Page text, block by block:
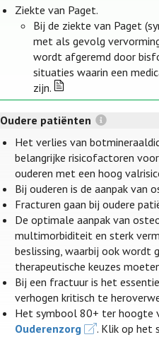
Ziekte van Paget.
Bij de ziekte van Paget
met als gevolg
wordt afgeremd door
situaties waarin een
zijn.
Oudere patiënten
Het verlies van
belangrijke risicofactoren
ouderen met een hoog
Bij ouderen is de aanpak
Fracturen gaan bij oudere
De optimale aanpak van
multimorbiditeit en sterk
beslissing, waarbij ook wordt
therapeutische keuzes
Bij een fractuur is het
verhogen kritisch te
Het symbool 80+ ter hoogte
Ouderenzorg
. Klik op het